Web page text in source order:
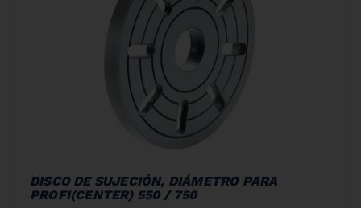
DISCO DE SUJECIÓN, DIÁMETRO PARA
PROFI(CENTER) 550 / 750